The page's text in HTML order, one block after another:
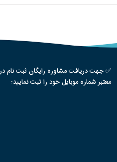
✅ جهت دریافت مشاوره رایگان ثبت نام
معتبر شماره موبایل خود را ثبت نمایید: